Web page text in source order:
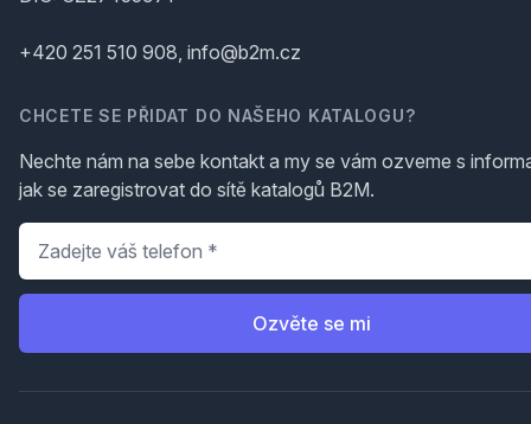
+420 251 510 908, info@b2m.cz
CHCETE SE PŘIDAT DO NAŠEHO KATALOGU?
Nechte nám na sebe kontakt a my se vám ozveme s
jak se zaregistrovat do sítě katalogů B2M.
Telefon
Ozvěte se mi